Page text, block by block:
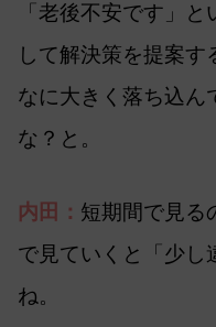
「老後不安です」
して解決策を提案
なに大きく落ち込ん
な？と。
内田： 短期間で見る
で見ていくと「少し
ね。